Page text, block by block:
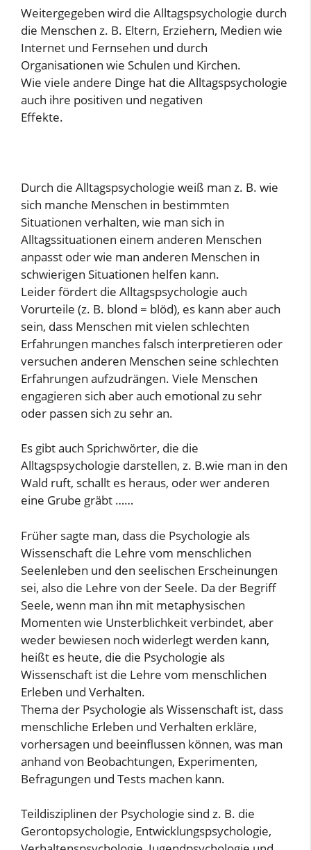
Weitergegeben wird die Alltagspsychologie durch
die Menschen z. B. Eltern, Erziehern, Medien wie
Internet und Fernsehen und durch
Organisationen wie Schulen und Kirchen.
Wie viele andere Dinge hat die Alltagspsychologie
auch ihre positiven und negativen
Effekte.
Durch die Alltagspsychologie weiß man z. B. wie
sich manche Menschen in bestimmten
Situationen verhalten, wie man sich in
Alltagssituationen einem anderen Menschen
anpasst oder wie man anderen Menschen in
schwierigen Situationen helfen kann.
Leider fördert die Alltagspsychologie auch
Vorurteile (z. B. blond = blöd), es kann aber auch
sein, dass Menschen mit vielen schlechten
Erfahrungen manches falsch interpretieren oder
versuchen anderen Menschen seine schlechten
Erfahrungen aufzudrängen. Viele Menschen
engagieren sich aber auch emotional zu sehr
oder passen sich zu sehr an.
Es gibt auch Sprichwörter, die die
Alltagspsychologie darstellen, z. B.wie man in den
Wald ruft, schallt es heraus, oder wer anderen
eine Grube gräbt ……
Früher sagte man, dass die Psychologie als
Wissenschaft die Lehre vom menschlichen
Seelenleben und den seelischen Erscheinungen
sei, also die Lehre von der Seele. Da der Begriff
Seele, wenn man ihn mit metaphysischen
Momenten wie Unsterblichkeit verbindet, aber
weder bewiesen noch widerlegt werden kann,
heißt es heute, die die Psychologie als
Wissenschaft ist die Lehre vom menschlichen
Erleben und Verhalten.
Thema der Psychologie als Wissenschaft ist, dass
menschliche Erleben und Verhalten erkläre,
vorhersagen und beeinflussen können, was man
anhand von Beobachtungen, Experimenten,
Befragungen und Tests machen kann.
Teildisziplinen der Psychologie sind z. B. die
Gerontopsychologie, Entwicklungspsychologie,